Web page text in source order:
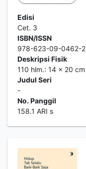
Edisi
Cet. 3
ISBN/ISSN
978-623-09-0462-2
Deskripsi Fisik
110 hlm.: 14 x 20 cm
Judul Seri
-
No. Panggil
158.1 ARI s